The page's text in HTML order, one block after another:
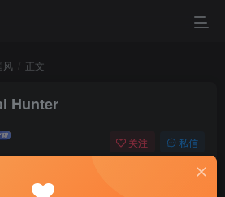
风 正文
Hunter
关注 私信